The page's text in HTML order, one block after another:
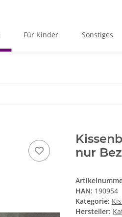
Für Kinder Sonstiges
nur
HAN: 190954
Kategorie:
Hersteller: